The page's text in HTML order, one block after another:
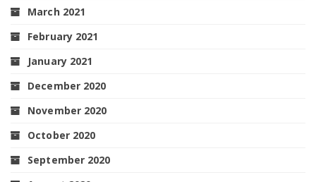
March 2021
February 2021
January 2021
December 2020
November 2020
October 2020
September 2020